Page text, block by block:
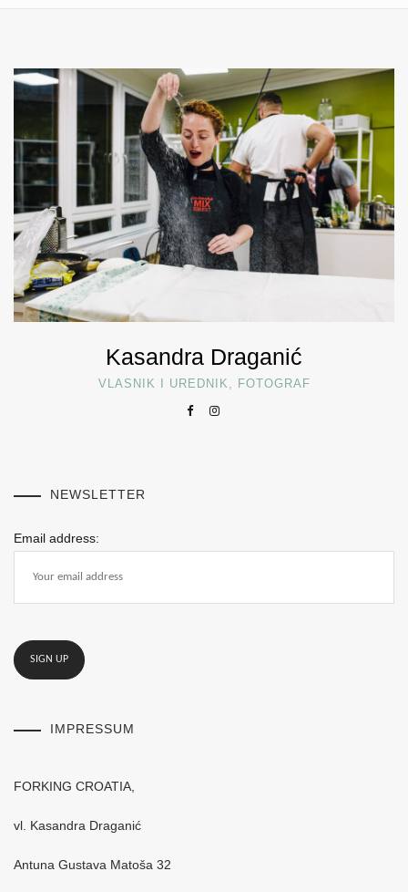
Kasandra Draganić
VLASNIK I UREDNIK, FOTOGRAF
NEWSLETTER
Email address:
IMPRESSUM
FORKING CROATIA,
vl. Kasandra Draganić
Antuna Gustava Matoša 32